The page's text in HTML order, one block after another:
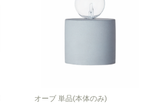
オーブ 単品(本体のみ)